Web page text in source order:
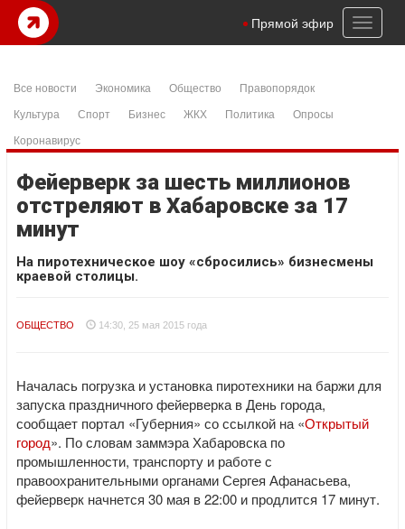
Toggle
Прямой эфир
Все новости Экономика Общество
Правопорядок
Культура
Спорт Бизнес ЖКХ Политика
Опросы
Коронавирус
Фейерверк за шесть миллионов
отстреляют в Хабаровске за 17
минут
На пиротехническое шоу «сбросились» бизнесмены
краевой столицы.
ОБЩЕСТВО 14:30, 25 мая 2015 года
Началась погрузка и установка пиротехники на баржи для
запуска праздничного фейерверка в День города,
сообщает портал «Губерния» со ссылкой на «Открытый
город». По словам заммэра Хабаровска по
промышленности, транспорту и работе с
правоохранительными органами Сергея Афанасьева,
фейерверк начнется 30 мая в 22:00 и продлится 17 минут.